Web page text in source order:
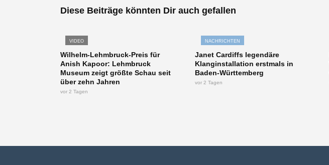
Diese Beiträge könnten Dir auch gefallen
VIDEO
Wilhelm-Lehmbruck-Preis für
Anish Kapoor: Lehmbruck
Museum zeigt größte Schau seit
über zehn Jahren
vor 2 Tagen
NACHRICHTEN
Janet Cardiffs legendäre
Klanginstallation erstmals in
Baden-Württemberg
vor 2 Tagen